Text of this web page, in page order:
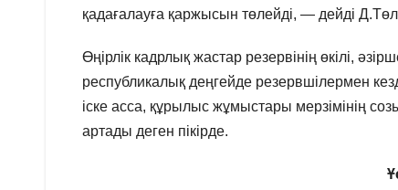
қадағалауға қаржысын төлейді, — дейді
Өңірлік кадрлық жастар резервінің өкілі,
республикалық деңгейде резервшілермен
іске асса, құрылыс жұмыстары мерзімінің
артады деген пікірде.